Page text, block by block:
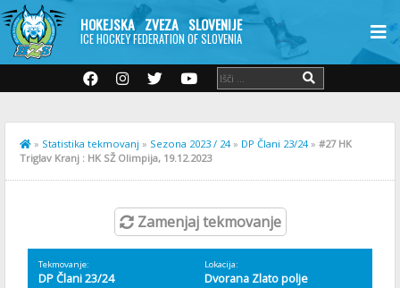
HOKEJSKA ZVEZA SLOVENIJE
ICE HOCKEY FEDERATION OF SLOVENIA
» Statistika tekmovanj » Sezona 2023 / 24» DP Člani 23/24» #27 HK
Triglav Kranj : HK SŽ Olimpija, 19.12.2023
Zamenjaj tekmovanje
Tekmovanje:
DP Člani 23/24
Lokacija:
Dvorana Zlato polje